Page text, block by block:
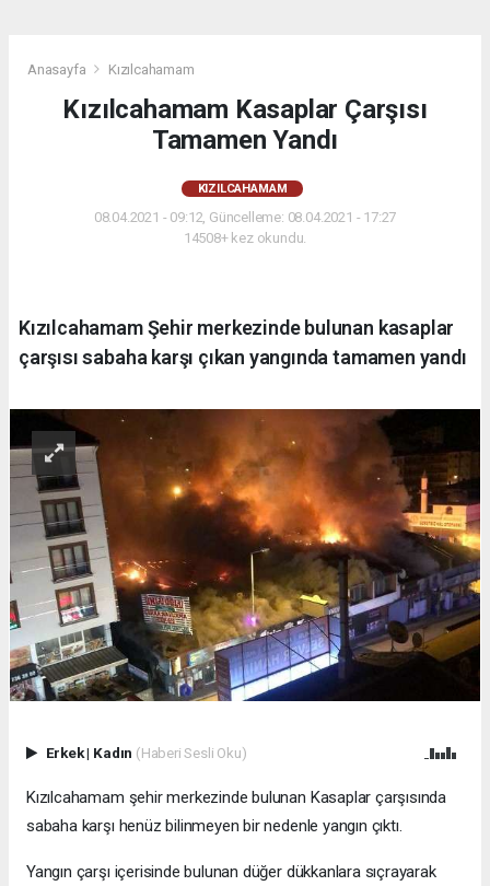
Anasayfa Kızılcahamam
Kızılcahamam Kasaplar Çarşısı
Tamamen Yandı
KIZILCAHAMAM
08.04.2021 - 09:12, Güncelleme: 08.04.2021 - 17:27
14508+ kez okundu.
Kızılcahamam Şehir merkezinde bulunan kasaplar
çarşısı sabaha karşı çıkan yangında tamamen yandı
Erkek| Kadın (Haberi Sesli Oku)
Kızılcahamam şehir merkezinde bulunan Kasaplar çarşısında
sabaha karşı henüz bilinmeyen bir nedenle yangın çıktı.
Yangın çarşı içerisinde bulunan düğer dükkanlara sıçrayarak